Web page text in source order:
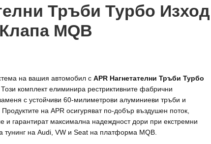
Тръби Турбо Изход
MQB
на вашия автомобил с APR Нагнетателни Тръби Турбо
. Този комплект елиминира рестриктивните фабрични
с устойчиви 60-милиметрови алуминиеви тръби и
на APR осигуряват по-добър въздушен поток,
и гарантират максимална надеждност дори при екстремни
тунинг на Audi, VW и Seat на платформа MQB.